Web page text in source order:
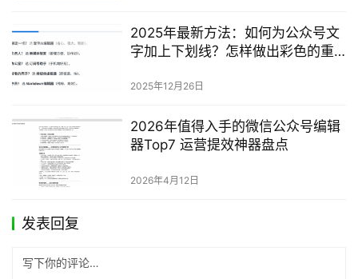
2025年最新方法：如何为公众号文
字加上下划线？怎样做出彩色的重
2025年12月26日
2026年值得入手的微信公众号编辑
器Top7 运营提效神器盘点
2026年4月12日
发表回复